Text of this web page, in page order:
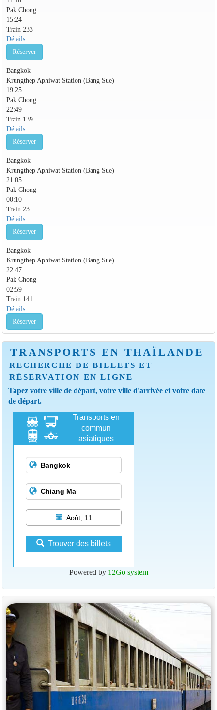
Pak Chong
15:24
Train 233
Détails
Réserver
Bangkok
Krungthep Aphiwat Station (Bang Sue)
19:25
Pak Chong
22:49
Train 139
Détails
Réserver
Bangkok
Krungthep Aphiwat Station (Bang Sue)
21:05
Pak Chong
00:10
Train 23
Détails
Réserver
Bangkok
Krungthep Aphiwat Station (Bang Sue)
22:47
Pak Chong
02:59
Train 141
Détails
Réserver
TRANSPORTS EN THAÏLANDE
RECHERCHE DE BILLETS ET
RÉSERVATION EN LIGNE
Tapez votre ville de départ, votre ville d'arrivée et votre date
de départ.
Transports en
commun
asiatiques
Août, 11
Trouver des billets
Powered by 12Go system